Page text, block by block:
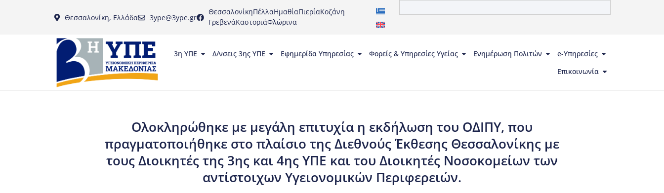
Θεσσαλονίκη, Ελλάδα 3ype@3ype.gr
ΘεσσαλονίκηΠέλλαΗμαθίαΠιερίαΚοζάνη
ΓρεβενάΚαστοριάΦλώρινα
3η ΥΠΕ Δ/νσεις 3ης ΥΠΕ Εφημερίδα Υπηρεσίας Φορείς & Υπηρεσίες Υγείας Ενημέρωση Πολιτών
e-Υπηρεσίες
Επικοινωνία
Ολοκληρώθηκε με μεγάλη επιτυχία η εκδήλωση του ΟΔΙΠΥ, που
πραγματοποιήθηκε στο πλαίσιο της Διεθνούς Έκθεσης Θεσσαλονίκης με
τους Διοικητές της 3ης και 4ης ΥΠΕ και του Διοικητές Νοσοκομείων των
αντίστοιχων Υγειονομικών Περιφερειών.